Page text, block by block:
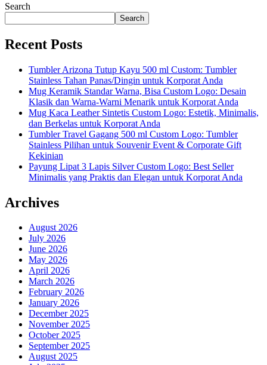
Search
Search
Recent Posts
Tumbler Arizona Tutup Kayu 500 ml Custom: Tumbler
Stainless Tahan Panas/Dingin untuk Korporat Anda
Mug Keramik Standar Warna, Bisa Custom Logo: Desain
Klasik dan Warna-Warni Menarik untuk Korporat Anda
Mug Kaca Leather Sintetis Custom Logo: Estetik, Minimalis,
dan Berkelas untuk Korporat Anda
Tumbler Travel Gagang 500 ml Custom Logo: Tumbler
Stainless Pilihan untuk Souvenir Event & Corporate Gift
Kekinian
Payung Lipat 3 Lapis Silver Custom Logo: Best Seller
Minimalis yang Praktis dan Elegan untuk Korporat Anda
Archives
August 2026
July 2026
June 2026
May 2026
April 2026
March 2026
February 2026
January 2026
December 2025
November 2025
October 2025
September 2025
August 2025